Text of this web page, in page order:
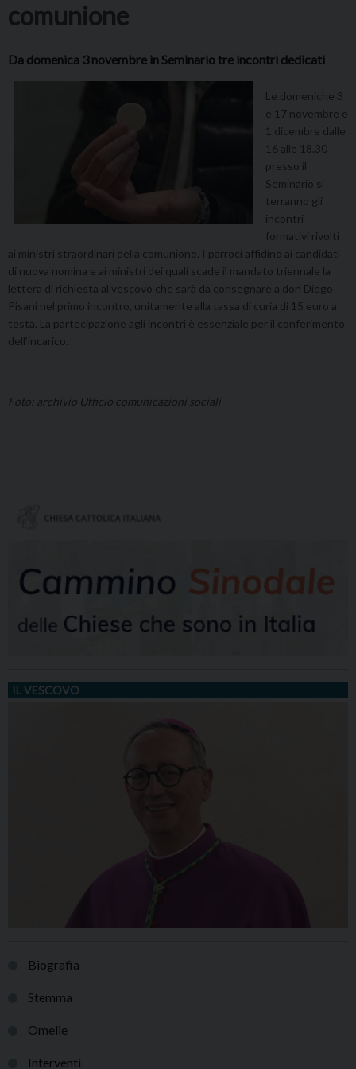
comunione
Da domenica 3 novembre in Seminario tre incontri dedicati
Le domeniche 3
e 17 novembre e
1 dicembre dalle
16 alle 18.30
presso il
Seminario si
terranno gli
incontri
formativi rivolti
ai ministri straordinari della comunione. I parroci affidino ai candidati
di nuova nomina e ai ministri dei quali scade il mandato triennale la
lettera di richiesta al vescovo che sarà da consegnare a don Diego
Pisani nel primo incontro, unitamente alla tassa di curia di 15 euro a
testa. La partecipazione agli incontri è essenziale per il conferimento
dell’incarico.
Foto: archivio Ufficio comunicazioni sociali
IL VESCOVO
Biografia
Stemma
Omelie
Interventi